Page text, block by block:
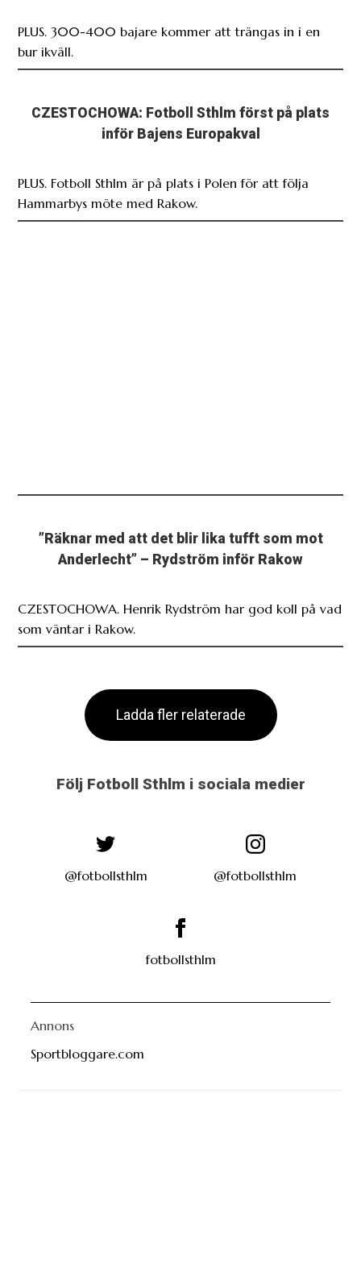
PLUS. 300-400 bajare kommer att trängas in i en
bur ikväll.
CZESTOCHOWA: Fotboll Sthlm först på plats
inför Bajens Europakval
PLUS. Fotboll Sthlm är på plats i Polen för att följa
Hammarbys möte med Rakow.
”Räknar med att det blir lika tufft som mot
Anderlecht” – Rydström inför Rakow
CZESTOCHOWA. Henrik Rydström har god koll på vad
som väntar i Rakow.
Ladda fler relaterade
Följ Fotboll Sthlm i sociala medier
@fotbollsthlm @fotbollsthlm
fotbollsthlm
Annons
Sportbloggare.com